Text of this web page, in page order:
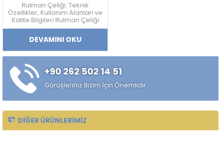
Rulman Çeliği: Teknik
Özellikler, Kullanım Alanları ve
Kalite Bilgileri Rulman Çeliği
Nedir? Rulman çeliği; yüksek
sertlik, aşınma dayanımı,
yorulma direnci ve boyutsal
kararlılık gerektiren
uygulamalarda kullanılan
yüksek karbonlu krom
alaşımlı özel çelik türüdür.
Özellikle rulman, bilya,
makaralı rulman elemanları,
DEVAMINI OKU
+90 262 502 14 51
Görüşleriniz Bizim İçin Önemlidir.
DIĞER ÜRÜNLERIMIZ